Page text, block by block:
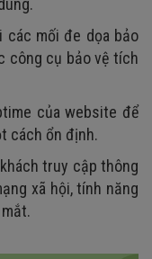
các mối đe dọa bảo
công cụ bảo vệ tích
của website để
cách ổn định.
truy cập thông
xã hội, tính năng